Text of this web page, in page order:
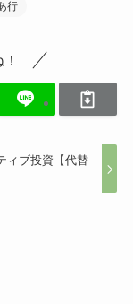
行
ィブ投資【代替